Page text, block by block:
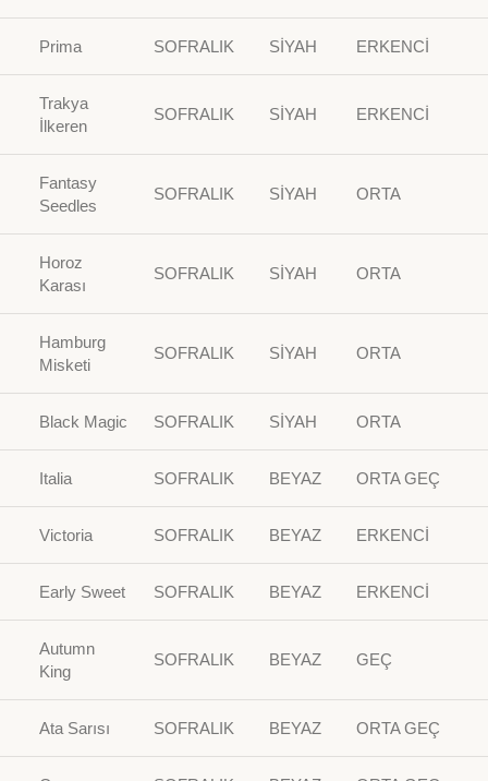
Prima SOFRALIK SİYAH ERKENCİ
Trakya
İlkeren
SOFRALIK SİYAH ERKENCİ
Fantasy
Seedles
SOFRALIK SİYAH ORTA
Horoz
Karası
SOFRALIK SİYAH ORTA
Hamburg
Misketi
SOFRALIK SİYAH ORTA
Black Magic SOFRALIK SİYAH ORTA
Italia SOFRALIK BEYAZ ORTA GEÇ
Victoria SOFRALIK BEYAZ ERKENCİ
Early Sweet SOFRALIK BEYAZ ERKENCİ
Autumn
King
SOFRALIK BEYAZ GEÇ
Ata Sarısı SOFRALIK BEYAZ ORTA GEÇ